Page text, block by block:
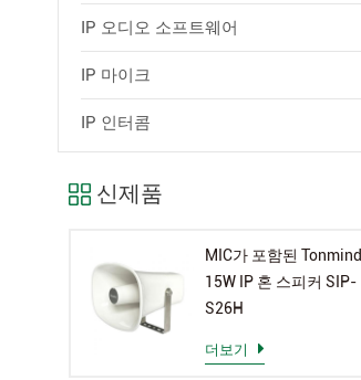
IP 오디오 소프트웨어
IP 마이크
IP 인터콤
신제품
MIC가 포함된 Tonmind
15W IP 혼 스피커 SIP-
S26H
더보기